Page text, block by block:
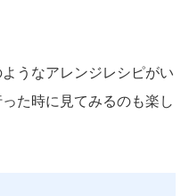
うなアレンジレシピがい
た時に見てみるのも楽し